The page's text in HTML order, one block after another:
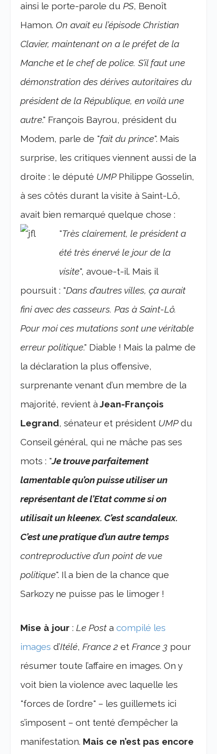
ainsi le porte-parole duPS, Benoît
Hamon. On avait eu l’épisode Christian
Clavier, maintenant on a le préfet de la
Manche et le chef de police. S’il faut une
démonstration des dérives autoritaires du
président de la République, en voilà une
autre." François Bayrou, président du
Modem, parle de "fait du prince". Mais
surprise, les critiques viennent aussi de la
droite : le député UMPPhilippe Gosselin,
à ses côtés durant la visite à Saint-Lô,
avait bien remarqué quelque chose :
"Trèsclairement, le président a
été très énervé le jour de la
visite", avoue-t-il. Mais il
poursuit : "Dans d’autres villes, ça aurait
fini avec des casseurs. Pas à Saint-Lô.
Pour moi ces mutations sont une véritable
erreur politique." Diable ! Mais la palme de
la déclaration la plus offensive,
surprenante venant d’un membre de la
majorité, revient à Jean-François
Legrand, sénateur et président UMPdu
Conseil général, qui ne mâche pas ses
mots : "Je trouve parfaitement
lamentable qu’on puisse utiliser un
représentant de l’Etat comme si on
utilisait un kleenex. C’est scandaleux.
C’est une pratique d’un autre temps
contreproductive d’un point de vue
politique". Il a bien de la chance que
Sarkozy ne puisse pas le limoger !
Mise à jour :Le Post acompilé les
images d’Itélé,France 2 etFrance 3 pour
résumer toute l’affaire en images. On y
voit bien la violence avec laquelle les
"forces de l’ordre" – les guillemets ici
s’imposent – ont tenté d’empêcher la
manifestation. Mais ce n’est pas encore